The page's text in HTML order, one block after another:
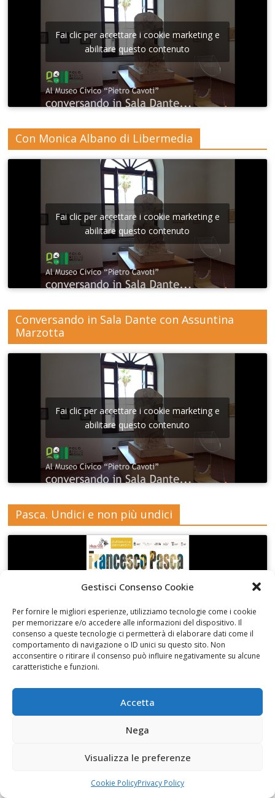
Gestisci Consenso Cookie
Per fornire le migliori esperienze, utilizziamo tecnologie come i cookie
per memorizzare e/o accedere alle informazioni del dispositivo. Il
consenso a queste tecnologie ci permetterà di elaborare dati come il
comportamento di navigazione o ID unici su questo sito. Non
acconsentire o ritirare il consenso può influire negativamente su alcune
caratteristiche e funzioni.
Accetta
Nega
Visualizza le preferenze
Cookie PolicyPrivacy Policy
Fai clic per accettare i cookie marketing e
abilitare questo contenuto
Con Monica Albano di Libermedia
Fai clic per accettare i cookie marketing e
abilitare questo contenuto
Conversando in Sala Dante con Assuntina
Marzotta
Fai clic per accettare i cookie marketing e
abilitare questo contenuto
Pasca. Undici e non più undici
Fai clic per accettare i cookie marketing e
abilitare questo contenuto
abilitare questo contenuto